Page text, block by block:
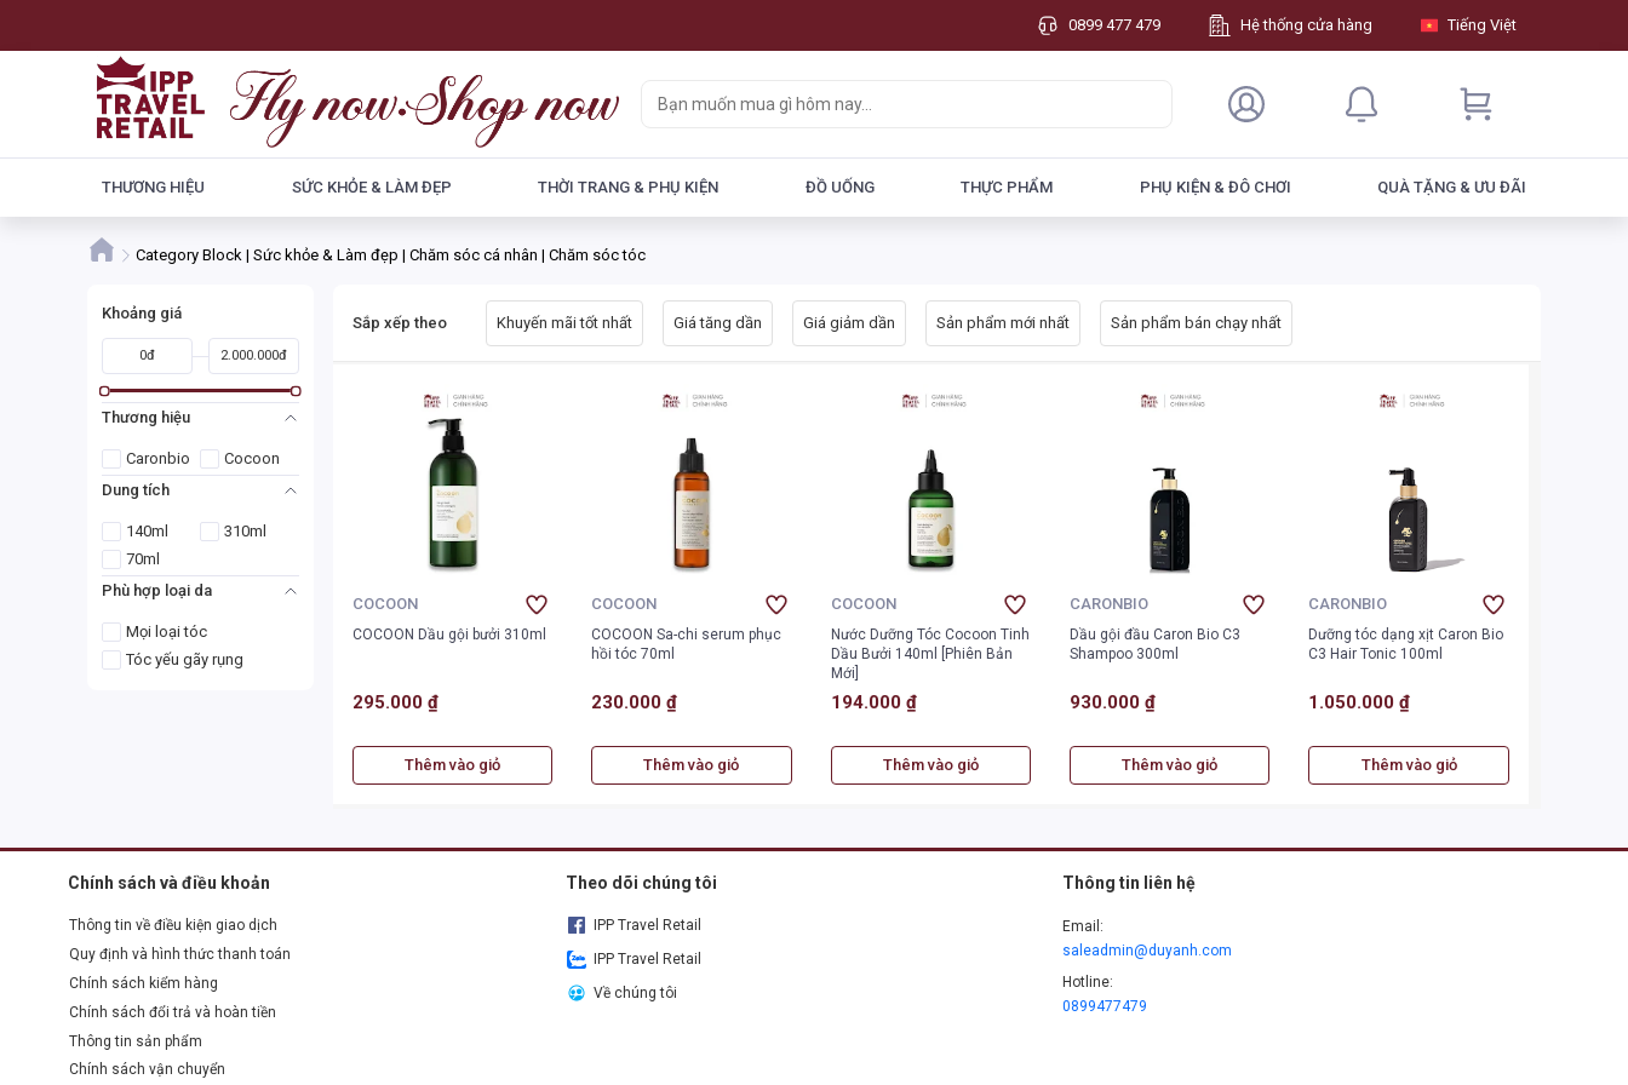
0899 477 479 Hệ thống cửa hàng Tiếng Việt
THƯƠNG HIỆU SỨC KHỎE & LÀM ĐẸP THỜI TRANG & PHỤ KIỆN ĐỒ UỐNG THỰC PHẨM PHỤ KIỆN & ĐÔ CHƠI QUÀ TẶNG & ƯU ĐÃI
Category Block | Sức khỏe & Làm đẹp | Chăm sóc cá nhân | Chăm sóc tóc
Khoảng giá
0đ 2.000.000đ
Thương hiệu
Caronbio
Cocoon
Dung tích
140ml
310ml
70ml
Phù hợp loại da
Mọi loại tóc
Tóc yếu gãy rụng
Sắp xếp theo Khuyến mãi tốt nhất Giá tăng dần Giá giảm dần Sản phẩm mới nhất Sản phẩm bán chạy nhất
COCOON
COCOON Dầu gội bưởi 310ml
295.000 ₫
Thêm vào giỏ
COCOON
COCOON Sa-chi serum phục
hồi tóc 70ml
230.000 ₫
Thêm vào giỏ
COCOON
Nước Dưỡng Tóc Cocoon Tinh
Dầu Bưởi 140ml [Phiên Bản
Mới]
194.000 ₫
Thêm vào giỏ
CARONBIO
Dầu gội đầu Caron Bio C3
Shampoo 300ml
930.000 ₫
Thêm vào giỏ
CARONBIO
Dưỡng tóc dạng xịt Caron Bio
C3 Hair Tonic 100ml
1.050.000 ₫
Thêm vào giỏ
Chính sách và điều khoản
Thông tin về điều kiện giao dịch
Quy định và hình thức thanh toán
Chính sách kiểm hàng
Chính sách đổi trả và hoàn tiền
Thông tin sản phẩm
Chính sách vận chuyển
Theo dõi chúng tôi
IPP Travel Retail
IPP Travel Retail
Về chúng tôi
Thông tin liên hệ
Email:
saleadmin@duyanh.com
Hotline:
0899477479